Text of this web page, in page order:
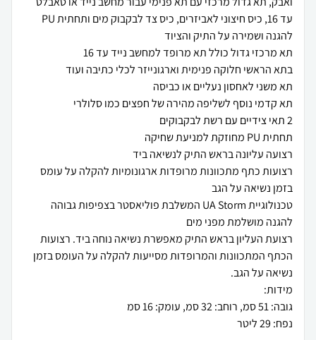
עד 16, כיס חיצוני לאביזרים, כיס צד לבקבוק מים ותחתית PU
רצועות כתף מתכוונות מרופדות ארגונומיות להקלה על עומס
טכנולוגיית UA Storm המשלבת פוליאסטר בצפיפות גבוהה
רצועת העליון בראש התיק מאפשרת נשיאה נוחה ביד. רצועות
הכתף המתכוונות והמרופדות מסייעות להקלה על העומס בזמן
נפח: 29 ליטר